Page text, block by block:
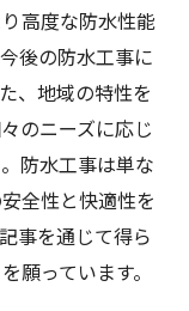
高度な防水性能
後の防水工事に
、地域の特性を
のニーズに応じ
防水工事は単な
全性と快適性を
事を通じて得ら
願っています。